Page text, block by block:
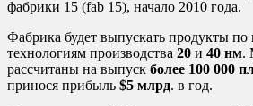
Фабрика будет выпускать продукты
технологиям производства 20 и 40 нм.
рассчитаны на выпуск более 100 000
принося прибыль $5 млрд. в год.